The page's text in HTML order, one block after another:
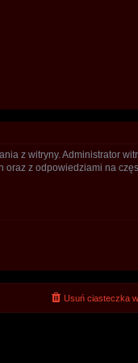
z witryny. Administrator
z odpowiedziami na
Usuń ciasteczka